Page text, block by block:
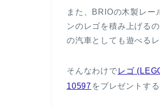
また、BRIOの木製レー
ンのレゴを積み上げる
の汽車としても遊べる
そんなわけでレゴ
10597 をプレゼントす